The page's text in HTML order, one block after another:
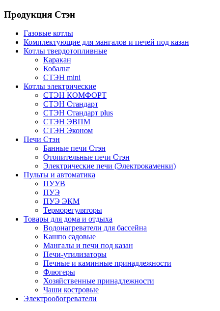
Продукция Стэн
Газовые котлы
Комплектующие для мангалов и печей под казан
Котлы твердотопливные
Каракан
Кобальт
СТЭН mini
Котлы электрические
СТЭН КОМФОРТ
СТЭН Стандарт
СТЭН Стандарт plus
СТЭН ЭВПМ
СТЭН Эконом
Печи Стэн
Банные печи Стэн
Отопительные печи Стэн
Электрические печи (Электрокаменки)
Пульты и автоматика
ПУУВ
ПУЭ
ПУЭ ЭКМ
Терморегуляторы
Товары для дома и отдыха
Водонагреватели для бассейна
Кашпо садовые
Мангалы и печи под казан
Печи-утилизаторы
Печные и каминные принадлежности
Флюгеры
Хозяйственные принадлежности
Чаши костровые
Электрообогреватели